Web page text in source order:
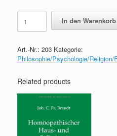
Die
Freimaurerei
in
Fragen
und
quantity
In den Warenkorb
Art.-Nr.: 203 Kategorie:
Philosophie/Psychologie/Religion/
Related products